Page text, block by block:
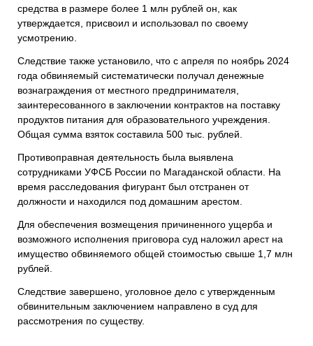
средства в размере более 1 млн рублей он, как
утверждается, присвоил и использовал по своему
усмотрению.
Следствие также установило, что с апреля по ноябрь 2024
года обвиняемый систематически получал денежные
вознаграждения от местного предпринимателя,
заинтересованного в заключении контрактов на поставку
продуктов питания для образовательного учреждения.
Общая сумма взяток составила 500 тыс. рублей.
Противоправная деятельность была выявлена
сотрудниками УФСБ России по Магаданской области. На
время расследования фигурант был отстранен от
должности и находился под домашним арестом.
Для обеспечения возмещения причиненного ущерба и
возможного исполнения приговора суд наложил арест на
имущество обвиняемого общей стоимостью свыше 1,7 млн
рублей.
Следствие завершено, уголовное дело с утвержденным
обвинительным заключением направлено в суд для
рассмотрения по существу.